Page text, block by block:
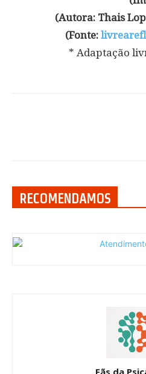
(Autora: Thais
(Fonte:
* Adaptação
RECOMENDAMOS